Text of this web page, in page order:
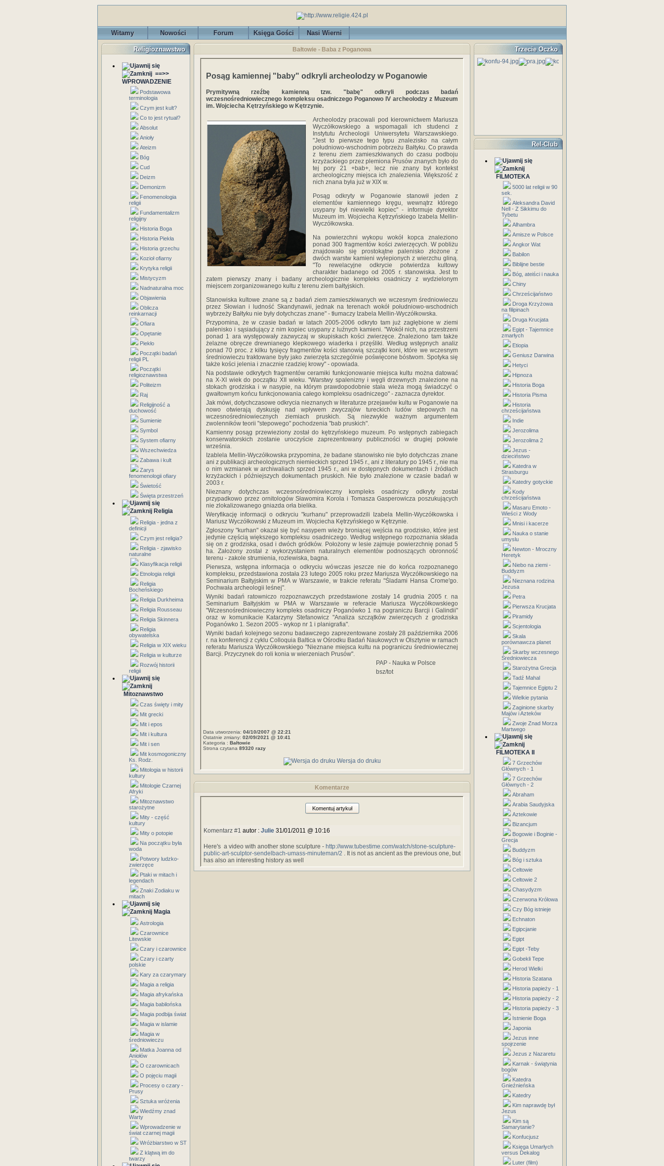
Witamy Nowości Forum Księga Gości Nasi Wierni
Religioznawstwo
==>>
WPROWADZENIE
Podstawowa
terminologia
Czym jest kult?
Co to jest rytuał?
Absolut
Anioły
Ateizm
Bóg
Cud
Deizm
Demonizm
Fenomenologia
religii
Fundamentalizm
religijny
Historia Boga
Historia Piekła
Historia grzechu
Kozioł ofiarny
Krytyka religii
Mistycyzm
Nadnaturalna moc
Objawienia
Oblicza
reinkarnacji
Ofiara
Opętanie
Piekło
Początki badań
religii PL
Początki
religioznawstwa
Politeizm
Raj
Religijność a
duchowość
Sumienie
Symbol
System ofiarny
Wszechwiedza
Zabawa i kult
Zarys
fenomenologii ofiary
Świetość
Święta przestrzeń
Religia
Religia - jedna z
definicji
Czym jest religia?
Religia - zjawisko
naturalne
Klasyfikacja religii
Etnologia religii
Religia
Bocheńskiego
Religia Durkheima
Religia Rousseau
Religia Skinnera
Religia
obywatelska
Religia w XIX wieku
Religia w kulturze
Rozwój historii
religii
Mitoznawstwo
Czas święty i mity
Mit grecki
Mit i epos
Mit i kultura
Mit i sen
Mit kosmogoniczny
Ks. Rodz.
Mitologia w historii
kultury
Mitologie Czarnej
Afryki
Mitoznawstwo
starożytne
Mity - część
kultury
Mity o potopie
Na początku była
woda
Potwory ludzko-
zwierzęce
Ptaki w mitach i
legendach
Znaki Zodiaku w
mitach
Magia
Astrologia
Czarownice
Litewskie
Czary i czarownice
Czary i czarty
polskie
Kary za czarymary
Magia a religia
Magia afrykańska
Magia babilońska
Magia podbija świat
Magia w islamie
Magia w
średniowieczu
Matka Joanna od
Aniołów
O czarownicach
O pojęciu magii
Procesy o czary -
Prusy
Sztuka wróżenia
Wiedźmy znad
Warty
Wprowadzenie w
świat czarnej magii
Wróżbiarstwo w ST
Z klątwą im do
twarzy
Bałtowie - Baba z Poganowa
Posąg kamiennej "baby" odkryli archeolodzy w Poganowie
Prymitywną rzeźbę kamienną tzw. "babę"
odkryli podczas badań
wczesnośredniowiecznego kompleksu osadniczego Poganowo IV archeolodzy z Muzeum
im. Wojciecha Kętrzyńskiego w Kętrzynie.
Archeolodzy pracowali pod kierownictwem Mariusza
Wyczółkowskiego a wspomagali ich studenci z
Instytutu Archeologii Uniwersytetu Warszawskiego.
"Jest to pierwsze tego typu znalezisko na całym
południowo-wschodnim pobrzeżu Bałtyku. Co prawda
z terenu ziem zamieszkiwanych do czasu podboju
krzyżackiego przez plemiona Prusów znanych było do
tej pory 21 +bab+, lecz nie znany był kontekst
archeologiczny miejsca ich znalezienia. Większość z
nich znana była już w XIX w.
Posąg odkryty w Poganowie stanowił jeden z
elementów kamiennego kręgu, wewnątrz którego
usypany był niewielki kopiec" - informuje dyrektor
Muzeum im. Wojciecha Kętrzyńskiego Izabela Mellin-
Wyczółkowska.
Na powierzchni wykopu wokół kopca znaleziono
ponad 300 fragmentów kości zwierzęcych. W pobliżu
znajdowało się prostokątne palenisko złożone z
dwóch warstw kamieni wylepionych z wierzchu gliną.
"To rewelacyjne odkrycie potwierdza kultowy
charakter badanego od 2005 r. stanowiska. Jest to
zatem pierwszy znany i badany archeologicznie kompleks osadniczy z wydzielonym
miejscem zorganizowanego kultu z terenu ziem bałtyjskich.
Stanowiska kultowe znane są z badań ziem zamieszkiwanych we wczesnym średniowieczu
przez Słowian i ludność Skandynawii, jednak na terenach wokół południowo-wschodnich
wybrzeży Bałtyku nie były dotychczas znane" - tłumaczy Izabela Mellin-Wyczółkowska.
Przypomina, że w czasie badań w latach 2005-2006 odkryto tam już zagłębione w ziemi
palenisko i sąsiadujący z nim kopiec usypany z luźnych kamieni. "Wokół nich, na przestrzeni
ponad 1 ara występowały zazwyczaj w skupiskach kości zwierzęce. Znaleziono tam także
żelazne obręcze drewnianego klepkowego wiaderka i przęśliki. Według wstępnych analiz
ponad 70 proc. z kilku tysięcy fragmentów kości stanowią szczątki koni, które we wczesnym
średniowieczu traktowane były jako zwierzęta szczególnie poświęcone bóstwom. Spotyka się
także kości jelenia i znacznie rzadziej krowy" - opowiada.
Na podstawie odkrytych fragmentów ceramiki funkcjonowanie miejsca kultu można datować
na X-XI wiek do początku XII wieku. "Warstwy spalenizny i węgli drzewnych znalezione na
stokach grodziska i w nasypie, na którym prawdopodobnie stała wieża mogą świadczyć o
gwałtownym końcu funkcjonowania całego kompleksu osadniczego" - zaznacza dyrektor.
Jak mówi, dotychczasowe odkrycia nieznanych w literaturze przejawów kultu w Poganowie na
nowo otwierają dyskusję nad wpływem zwyczajów tureckich ludów stepowych na
wczesnośredniowiecznych ziemiach pruskich. Są niezwykle ważnym argumentem
zwolenników teorii "stepowego" pochodzenia "bab pruskich".
Kamienny posąg przewieziony został do kętrzyńskiego muzeum. Po wstępnych zabiegach
konserwatorskich zostanie uroczyście zaprezentowany publiczności w drugiej połowie
września.
Izablela Mellin-Wyczółkowska przypomina, że badane stanowisko nie było dotychczas znane
ani z publikacji archeologicznych niemieckich sprzed 1945 r., ani z literatury po 1945 r., nie ma
o nim wzmianek w archiwaliach sprzed 1945 r., ani w dostępnych dokumentach i źródłach
krzyżackich i późniejszych dokumentach pruskich. Nie było znalezione w czasie badań w
2003 r.
Nieznany dotychczas wczesnośredniowieczny kompleks osadniczy odkryty został
przypadkowo przez ornitologów Sławomira Korola i Tomasza Gasperowicza poszukujących
nie zlokalizowanego gniazda orła bielika.
Weryfikację informacji o odkryciu "kurhanu" przeprowadzili Izabela Mellin-Wyczółkowska i
Mariusz Wyczółkowski z Muzeum im. Wojciecha Kętrzyńskiego w Kętrzynie.
Zgłoszony "kurhan" okazał się być nasypem wieży broniącej wejścia na grodzisko, które jest
jedynie częścią większego kompleksu osadniczego. Według wstępnego rozpoznania składa
się on z grodziska, osad i dwóch gródków. Położony w lesie zajmuje powierzchnię ponad 5
ha. Założony został z wykorzystaniem naturalnych elementów podnoszących obronność
terenu - zakole strumienia, rozlewiska, bagna.
Pierwsza, wstępna informacja o odkryciu wówczas jeszcze nie do końca rozpoznanego
kompleksu, przedstawiona została 23 lutego 2005 roku przez Mariusza Wyczółkowskiego na
Seminarium Bałtyjskim w PMA w Warszawie, w trakcie referatu "Śladami Hansa Crome'go.
Pochwała archeologii leśnej".
Wyniki badań ratowniczo rozpoznawczych przedstawione zostały 14 grudnia 2005 r. na
Seminarium Bałtyjskim w PMA w Warszawie w referacie Mariusza Wyczółkowskiego
"Wczesnośredniowieczny kompleks osadniczy Poganówko 1 na pograniczu Barcji i Galindii"
oraz w komunikacie Katarzyny Stefanowicz "Analiza szczątków zwierzęcych z grodziska
Poganówko 1. Sezon 2005 - wykop nr 1 i planigrafia".
Wyniki badań kolejnego sezonu badawczego zaprezentowane zostały 28 października 2006
r. na konferencji z cyklu Colloquia Baltica w Ośrodku Badań Naukowych w Olsztynie w ramach
referatu Mariusza Wyczółkowskiego "Nieznane miejsca kultu na pograniczu średniowiecznej
Barcji. Przyczynek do roli konia w wierzeniach Prusów".
PAP - Nauka w Polsce
bsz/tot
Data utworzenia: 04/10/2007 @ 22:21
Ostatnie zmiany: 02/09/2021 @ 10:41
Kategoria : Bałtowie
Strona czytana 89320 razy
Wersja do druku
Komentarze
Komentuj artykuł
Komentarz #1 autor : Julie 31/01/2011 @ 10:16
Here's a video with another stone sculpture - http://www.tubestime.com/watch/stone-sculpture-
public-art-sculptor-sendelbach-umass-minuteman/2 . It is not as ancient as the previous one, but
has also an interesting history as well
Trzecie Oczko
Rel-Club
FILMOTEKA
5000 lat religii w 90
sek.
Aleksandra David
Nell - Z Sikkimu do
Tybetu
Alhambra
Amisze w Polsce
Angkor Wat
Babilon
Biblijne bestie
Bóg, ateiści i nauka
Chiny
Chrześcijaństwo
Droga Krzyżowa
na filipinach
Druga Krucjata
Egipt - Tajemnice
zmarłych
Etiopia
Geniusz Darwina
Hetyci
Hipnoza
Historia Boga
Historia Pisma
Historia
chrześcijaństwa
Indie
Jerozolima
Jerozolima 2
Jezus -
dzieciństwo
Katedra w
Strasburgu
Katedry gotyckie
Kody
chrześcijaństwa
Masaru Emoto -
Wieści z Wody
Mnisi i kacerze
Nauka o stanie
umyslu
Newton - Mroczny
Heretyk
Niebo na ziemi -
Buddyzm
Nieznana rodzina
Jezusa
Petra
Pierwsza Krucjata
Piramidy
Scjentologia
Skala
porównawcza planet
Skarby wczesnego
Średniowiecza
Starożytna Grecja
Tadź Mahal
Tajemnice Egiptu 2
Wielkie pytania
Zaginione skarby
Majów i Azteków
Zwoje Znad Morza
Martwego
FILMOTEKA II
7 Grzechów
Głównych - 1
7 Grzechów
Głównych - 2
Abraham
Arabia Saudyjska
Aztekowie
Bizancjum
Bogowie i Boginie -
Grecja
Buddyzm
Bóg i sztuka
Celtowie
Celtowie 2
Chasydyzm
Czerwona Królowa
Czy Bóg istnieje
Echnaton
Egipcjanie
Egipt
Egipt -Teby
Gobekli Tepe
Herod Wielki
Historia Szatana
Historia papieży - 1
Historia papieży - 2
Historia papieży - 3
Istnienie Boga
Japonia
Jezus inne
spojrzenie
Jezus z Nazaretu
Karnak - świątynia
bogów
Katedra
Gnieźnieńska
Katedry
Kim naprawdę był
Jezus
Kim są
Samarytanie?
Konfucjusz
Księga Umarłych
versus Dekalog
Luter (film)